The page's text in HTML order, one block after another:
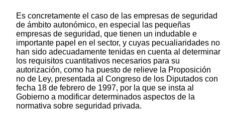
Es concretamente el caso de las empresas de seguridad
de ámbito autonómico, en especial las pequeñas
empresas de seguridad, que tienen un indudable e
importante papel en el sector, y cuyas pecualiaridades no
han sido adecuadamente tenidas en cuenta al determinar
los requisitos cuantitativos necesarios para su
autorización, como ha puesto de relieve la Proposición
no de Ley, presentada al Congreso de los Diputados con
fecha 18 de febrero de 1997, por la que se insta al
Gobierno a modificar determinados aspectos de la
normativa sobre seguridad privada.